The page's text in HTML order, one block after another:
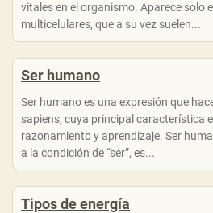
vitales en el organismo. Aparece solo
multicelulares, que a su vez suelen...
Ser humano
Ser humano es una expresión que
sapiens, cuya principal característica
razonamiento y aprendizaje. Ser
a la condición de “ser”, es...
Tipos de energía